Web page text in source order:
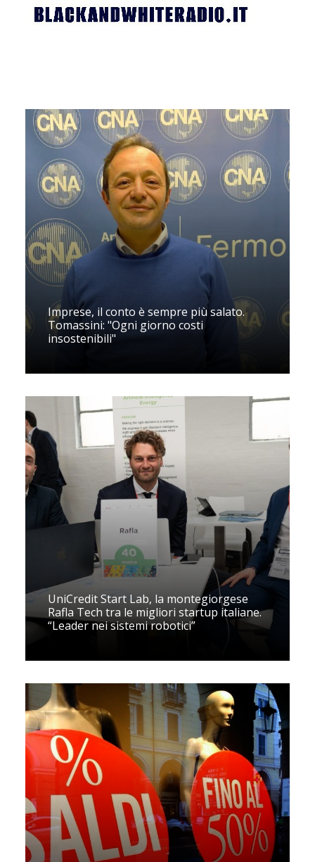
Imprese, il conto è sempre più salato.
Tomassini: "Ogni giorno costi
insostenibili"
UniCredit Start Lab, la montegiorgese
Rafla Tech tra le migliori startup italiane.
“Leader nei sistemi robotici”